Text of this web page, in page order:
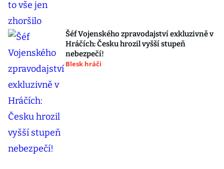
Šéf Vojenského zpravodajství exkluzivně v
Hráčích: Česku hrozil vyšší stupeň
nebezpečí!
Blesk hráči